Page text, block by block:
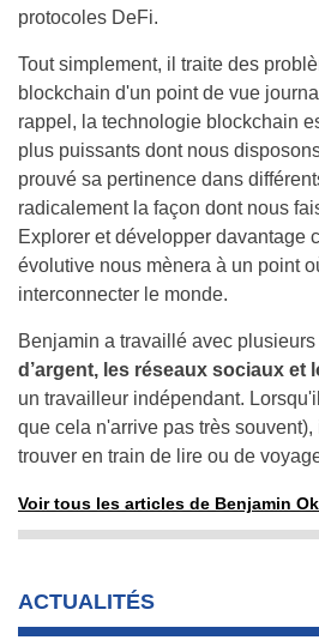
protocoles DeFi.
Tout simplement, il traite des
blockchain d'un point de vue
rappel, la technologie blockchain
plus puissants dont nous
prouvé sa pertinence dans
radicalement la façon dont nous
Explorer et développer davantage
évolutive nous mènera à un point
interconnecter le monde.
Benjamin a travaillé avec
d’argent, les réseaux sociaux et
un travailleur indépendant.
que cela n'arrive pas très
trouver en train de lire ou de
Voir tous les articles de Benjamin
ACTUALITÉS